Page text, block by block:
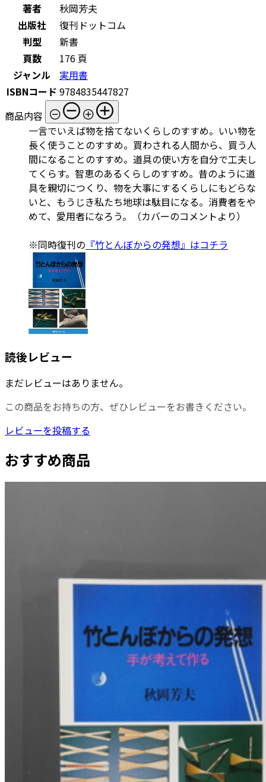
著者
秋岡芳夫
出版社
復刊ドットコム
判型
新書
頁数
176 頁
ジャンル
実用書
ISBNコード 9784835447827
商品内容
一言でいえば物を捨てないくらしのすすめ。いい物を
長く使うことのすすめ。買わされる人間から、買う人
間になることのすすめ。道具の使い方を自分で工夫し
てくらす。智恵のあるくらしのすすめ。昔のように道
具を親切につくり、物を大事にするくらしにもどらな
いと、もうじき私たち地球は駄目になる。消費者をや
めて、愛用者になろう。（カバーのコメントより）
※同時復刊の 『竹とんぼからの発想』はコチラ
読後レビュー
まだレビューはありません。
この商品をお持ちの方、ぜひレビューをお書きください。
レビューを投稿する
おすすめ商品